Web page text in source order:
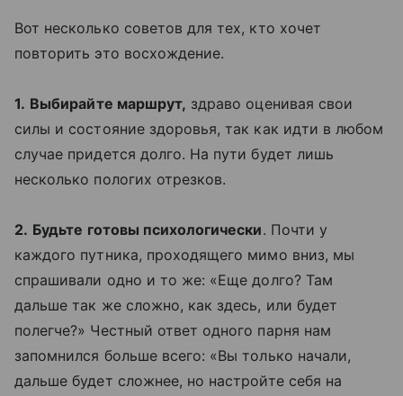
Вот несколько советов для тех, кто хочет
повторить это восхождение.
1. Выбирайте маршрут, здраво оценивая свои
силы и состояние здоровья, так как идти в любом
случае придется долго. На пути будет лишь
несколько пологих отрезков.
2. Будьте готовы психологически. Почти у
каждого путника, проходящего мимо вниз, мы
спрашивали одно и то же: «Еще долго? Там
дальше так же сложно, как здесь, или будет
полегче?» Честный ответ одного парня нам
запомнился больше всего: «Вы только начали,
дальше будет сложнее, но настройте себя на